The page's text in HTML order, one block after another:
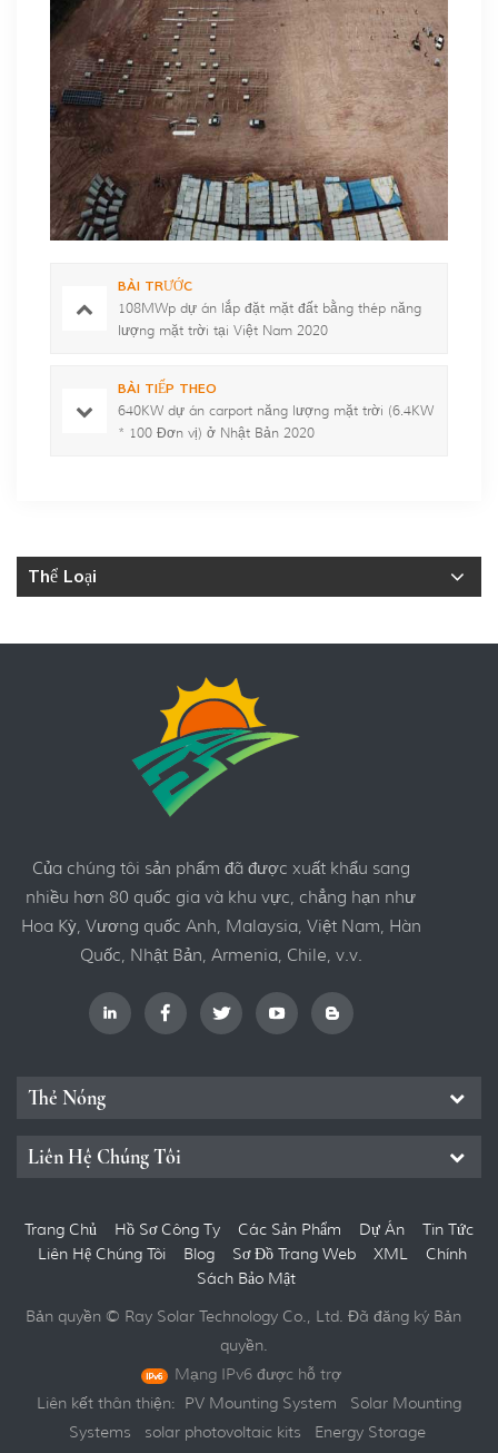
BÀI TRƯỚC
108MWp dự án lắp đặt mặt đất bằng thép năng
lượng mặt trời tại Việt Nam 2020
BÀI TIẾP THEO
640KW dự án carport năng lượng mặt trời (6.4KW
* 100 Đơn vị) ở Nhật Bản 2020
Thể Loại
Của chúng tôi sản phẩm đã được xuất khẩu sang
nhiều hơn 80 quốc gia và khu vực, chẳng hạn như
Hoa Kỳ, Vương quốc Anh, Malaysia, Việt Nam, Hàn
Quốc, Nhật Bản, Armenia, Chile, v.v.
Thẻ Nóng
Liên Hệ Chúng Tôi
Trang Chủ Hồ Sơ Công Ty Các Sản Phẩm Dự Án
Tin Tức
Liên Hệ Chúng Tôi
Blog Sơ Đồ Trang Web XML
Chính
Sách Bảo Mật
Bản quyền © Ray Solar Technology Co., Ltd. Đã đăng ký Bản
quyền.
Mạng IPv6 được hỗ trợ
Liên kết thân thiện: PV Mounting System
Solar Mounting
Systems
solar photovoltaic kits
Energy Storage